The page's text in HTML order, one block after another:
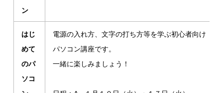
ン
はじ
めて
のパ
ソコ
電源の入れ方、文字の打ち方等を学ぶ初心者向け
パソコン講座です。
一緒に楽しみましょう！